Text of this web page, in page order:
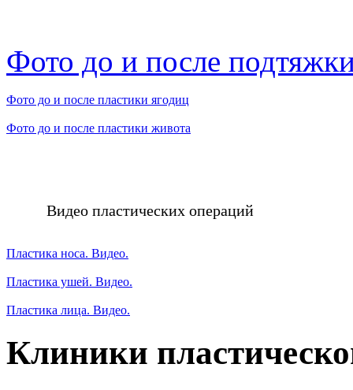
Фото до и после
Фото до и после пластики ягодиц
Фото до и после пластики живота
Видео пластических операций
Пластика носа. Видео.
Пластика ушей. Видео.
Пластика лица. Видео.
Клиники